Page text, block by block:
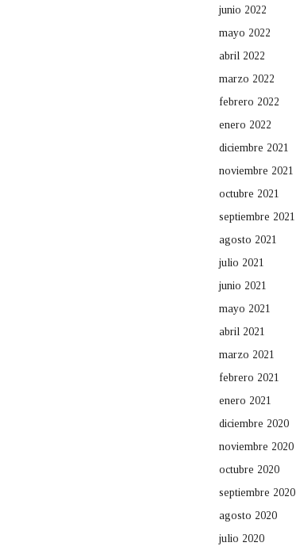
junio 2022
mayo 2022
abril 2022
marzo 2022
febrero 2022
enero 2022
diciembre 2021
noviembre 2021
octubre 2021
septiembre 2021
agosto 2021
julio 2021
junio 2021
mayo 2021
abril 2021
marzo 2021
febrero 2021
enero 2021
diciembre 2020
noviembre 2020
octubre 2020
septiembre 2020
agosto 2020
julio 2020